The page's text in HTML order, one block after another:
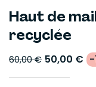
Haut de
recyclée
60,00 € 50,00 € -